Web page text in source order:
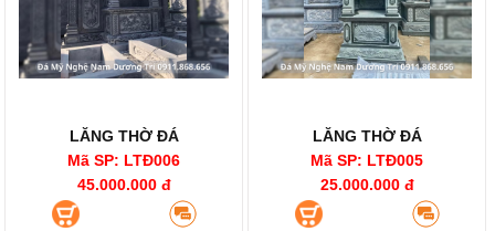
LĂNG THỜ ĐÁ
Mã SP: LTĐ006
45.000.000 đ
LĂNG THỜ ĐÁ
Mã SP: LTĐ005
25.000.000 đ